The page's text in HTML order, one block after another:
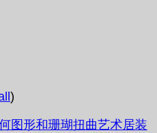
)
图形和珊瑚扭曲艺术居装